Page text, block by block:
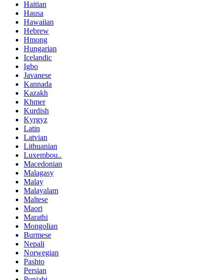
Haitian
Hausa
Hawaiian
Hebrew
Hmong
Hungarian
Icelandic
Igbo
Javanese
Kannada
Kazakh
Khmer
Kurdish
Kyrgyz
Latin
Latvian
Lithuanian
Luxembou..
Macedonian
Malagasy
Malay
Malayalam
Maltese
Maori
Marathi
Mongolian
Burmese
Nepali
Norwegian
Pashto
Persian